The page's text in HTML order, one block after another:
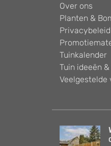
Over ons
Planten &
Privacybeleid
Tuinkalender
Tuin ideeën
Veelgestelde